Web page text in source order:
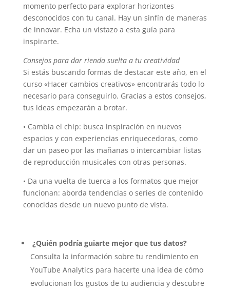
momento perfecto para explorar horizontes
desconocidos con tu canal. Hay un sinfín de maneras
de innovar. Echa un vistazo a esta guía para
inspirarte.
Consejos para dar rienda suelta a tu creatividad
Si estás buscando formas de destacar este año, en el
curso «Hacer cambios creativos» encontrarás todo lo
necesario para conseguirlo. Gracias a estos consejos,
tus ideas empezarán a brotar.
• Cambia el chip: busca inspiración en nuevos
espacios y con experiencias enriquecedoras, como
dar un paseo por las mañanas o intercambiar listas
de reproducción musicales con otras personas.
• Da una vuelta de tuerca a los formatos que mejor
funcionan: aborda tendencias o series de contenido
conocidas desde un nuevo punto de vista.
¿Quién podría guiarte mejor que tus datos?
Consulta la información sobre tu rendimiento en
YouTube Analytics para hacerte una idea de cómo
evolucionan los gustos de tu audiencia y descubre